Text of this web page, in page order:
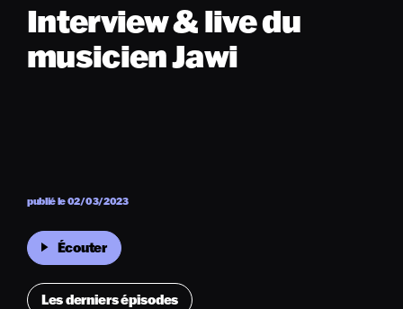
Interview & live du
musicien Jawi
Écouter
Les derniers épisodes
publié le 02/03/2023